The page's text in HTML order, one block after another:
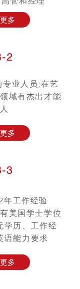
多
2
专业人员;在艺
域有杰出才能
多
3
年工作经验
美国学士学位
学历、工作经
语能力要求
多